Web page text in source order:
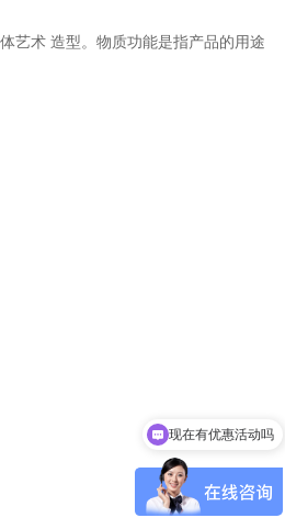
艺术 造型。物质功能是指产品的用途
现在有优惠活动吗